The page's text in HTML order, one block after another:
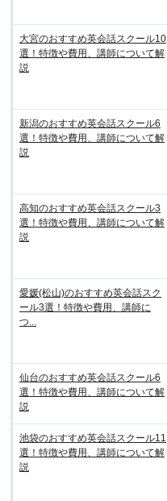
大宮のおすすめ英会話スクール10
選！特徴や費用、講師について解
説
新潟のおすすめ英会話スクール6
選！特徴や費用、講師について解
説
高知のおすすめ英会話スクール3
選！特徴や費用、講師について解
説
愛媛(松山)のおすすめ英会話スク
ール3選！特徴や費用、講師に
つ...
仙台のおすすめ英会話スクール6
選！特徴や費用、講師について解
説
池袋のおすすめ英会話スクール11
選！特徴や費用、講師について解
説